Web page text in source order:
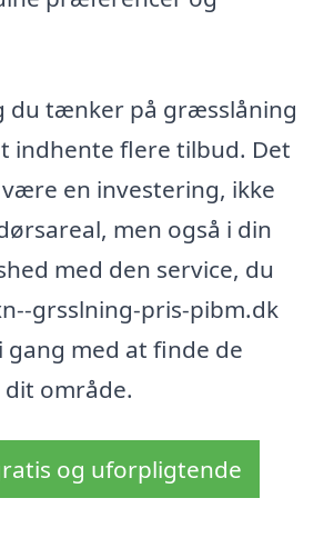
du tænker på græsslåning
indhente flere tilbud. Det
en investering, ikke
men også i din
med den service, du
grsslning-pris-pibm.dk
med at finde de
område.
og uforpligtende